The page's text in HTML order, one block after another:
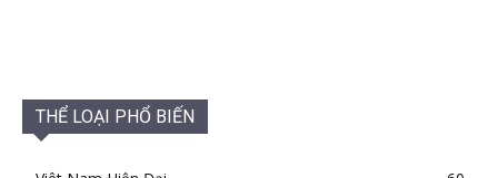
THỂ LOẠI PHỔ BIẾN